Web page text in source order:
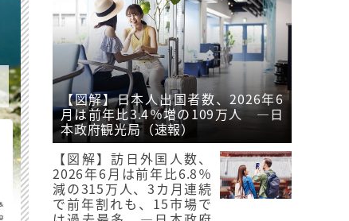
【図解】日本人出国者数、2026年6
月は前年比3.4％増の109万人 ―日
本政府観光局（速報）
【図解】訪日外国人数、
2026年6月は前年比6.8％
減の315万人、3カ月連続
で前年割れも、15市場で